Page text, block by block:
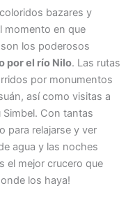
bazares y
momento en que
los poderosos
por el río Nilo. Las rutas
por monumentos
así como visitas a
Con tantas
para relajarse y ver
agua y las noches
el mejor crucero que
los haya!